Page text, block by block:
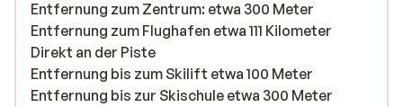
Entfernung zum Zentrum: etwa 300 Meter
Entfernung zum Flughafen etwa 111 Kilometer
Direkt an der Piste
Entfernung bis zum Skilift etwa 100 Meter
Entfernung bis zur Skischule etwa 300 Meter